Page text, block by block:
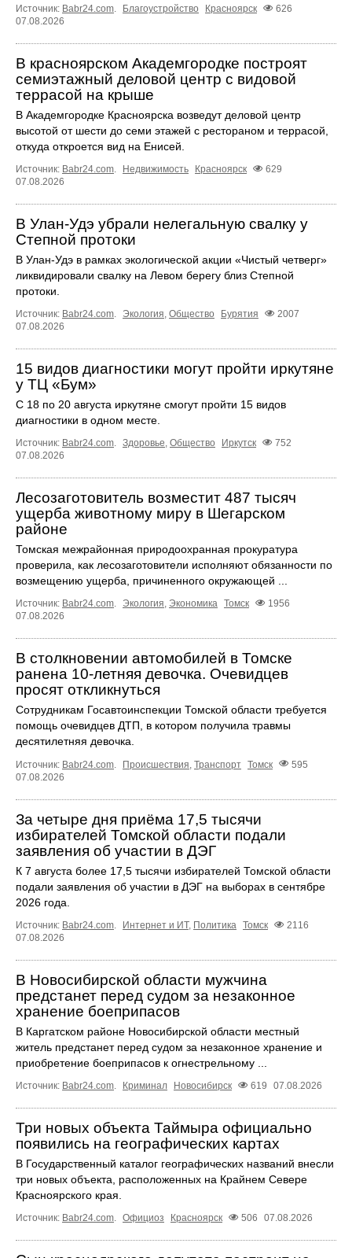
Источник: Babr24.com. Благоустройство Красноярск
626
07.08.2026
В красноярском Академгородке построят
семиэтажный деловой центр с видовой
террасой на крыше
В Академгородке Красноярска возведут деловой центр
высотой от шести до семи этажей с рестораном и террасой,
откуда откроется вид на Енисей.
Источник: Babr24.com. Недвижимость Красноярск
629
07.08.2026
В Улан-Удэ убрали нелегальную свалку у
Степной протоки
В Улан-Удэ в рамках экологической акции «Чистый четверг»
ликвидировали свалку на Левом берегу близ Степной
протоки.
Источник: Babr24.com. Экология, Общество Бурятия
2007
07.08.2026
15 видов диагностики могут пройти иркутяне
у ТЦ «Бум»
С 18 по 20 августа иркутяне смогут пройти 15 видов
диагностики в одном месте.
Источник: Babr24.com. Здоровье, Общество Иркутск
752
07.08.2026
Лесозаготовитель возместит 487 тысяч
ущерба животному миру в Шегарском
районе
Томская межрайонная природоохранная прокуратура
проверила, как лесозаготовители исполняют обязанности по
возмещению ущерба, причиненного окружающей ...
Источник: Babr24.com. Экология, Экономика Томск
1956
07.08.2026
В столкновении автомобилей в Томске
ранена 10-летняя девочка. Очевидцев
просят откликнуться
Сотрудникам Госавтоинспекции Томской области требуется
помощь очевидцев ДТП, в котором получила травмы
десятилетняя девочка.
Источник: Babr24.com Происшествия Транспорт Томск
595
07.08.2026
За четыре дня приёма 17,5 тысячи
избирателей Томской области подали
заявления об участии в ДЭГ
К 7 августа более 17,5 тысячи избирателей Томской области
подали заявления об участии в ДЭГ на выборах в сентябре
2026 года.
Источник: Babr24.com Интернет и ИТ, Политика Томск
2116
07.08.2026
В Новосибирской области мужчина
предстанет перед судом за незаконное
хранение боеприпасов
В Каргатском районе Новосибирской области местный
житель предстанет перед судом за незаконное хранение и
приобретение боеприпасов к огнестрельному ...
Источник: Babr24.com Криминал Новосибирск 619 07.08.2026
Три новых объекта Таймыра официально
появились на географических картах
В Государственный каталог географических названий внесли
три новых объекта, расположенных на Крайнем Севере
Красноярского края.
Источник: Babr24.com. Официоз Красноярск 506 07.08.2026